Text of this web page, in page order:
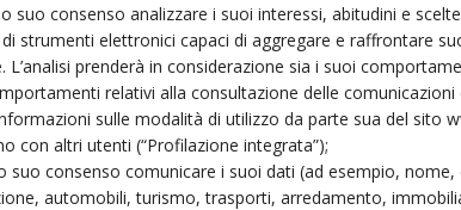
suo consenso analizzare i suoi interessi, abitudini e
di strumenti elettronici capaci di aggregare e raffrontare
L’analisi prenderà in considerazione sia i suoi
relativi alla consultazione delle
sulle modalità di utilizzo da parte sua del sito
con altri utenti (“Profilazione integrata”);
suo consenso comunicare i suoi dati (ad esempio,
automobili, turismo, trasporti, arredamento,